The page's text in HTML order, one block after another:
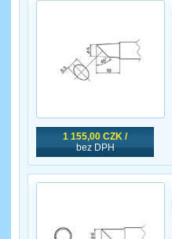
1 155,00 CZK /
bez DPH